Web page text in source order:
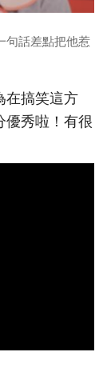
句話差點把他惹
在搞笑這方
優秀啦！有很